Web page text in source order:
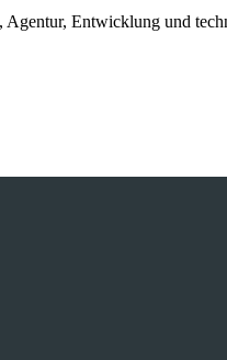
Entwicklung und